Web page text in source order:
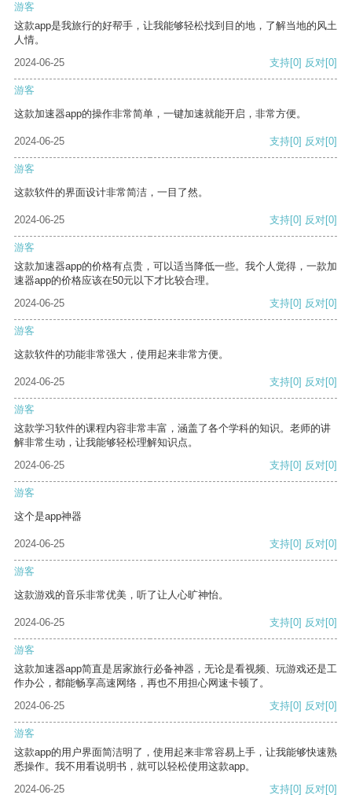
游客
这款app是我旅行的好帮手，让我能够轻松找到目的地，了解当地的风土
人情。
2024-06-25
支持[0] 反对[0]
游客
这款加速器app的操作非常简单，一键加速就能开启，非常方便。
2024-06-25 支持[0] 反对[0]
游客
这款软件的界面设计非常简洁，一目了然。
2024-06-25 支持[0] 反对[0]
游客
这款加速器app的价格有点贵，可以适当降低一些。我个人觉得，一款加
速器app的价格应该在50元以下才比较合理。
2024-06-25
支持[0] 反对[0]
游客
这款软件的功能非常强大，使用起来非常方便。
2024-06-25 支持[0] 反对[0]
游客
这款学习软件的课程内容非常丰富，涵盖了各个学科的知识。老师的讲
解非常生动，让我能够轻松理解知识点。
2024-06-25
支持[0] 反对[0]
游客
这个是app神器
2024-06-25 支持[0] 反对[0]
游客
这款游戏的音乐非常优美，听了让人心旷神怡。
2024-06-25 支持[0] 反对[0]
游客
这款加速器app简直是居家旅行必备神器，无论是看视频、玩游戏还是工
作办公，都能畅享高速网络，再也不用担心网速卡顿了。
2024-06-25
支持[0] 反对[0]
游客
这款app的用户界面简洁明了，使用起来非常容易上手，让我能够快速熟
悉操作。我不用看说明书，就可以轻松使用这款app。
2024-06-25
支持[0] 反对[0]